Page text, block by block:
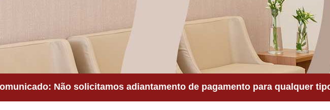
Não solicitamos adiantamento de pagamento para qualquer